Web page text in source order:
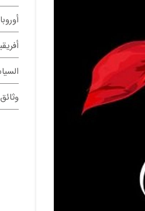
أوروبا